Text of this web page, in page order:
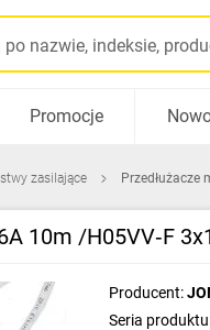
Promocje
zasilające Przedłużacze
10m /H05VV‑F
Producent:
Seria